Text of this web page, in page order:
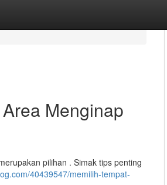
Menginap
pilihan . Simak tips penting
40439547/memilih-tempat-